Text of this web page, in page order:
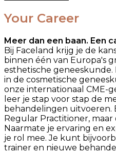
Your Career
Meer dan een baan. Een
Bij Faceland krijg je de
binnen één van Europa's
esthetische
in de cosmetische
onze internationaal CME-
leer je stap voor stap de
behandelingen uitvoeren.
Regular Practitioner,
Naarmate je ervaring en
je rol mee. Je kunt
trainer en nieuwe